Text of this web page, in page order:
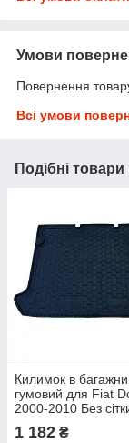
Умови
Повернення
Всі умови
Подібні товари
Килимок в
гумовий для Fiat
2000-2010 Без
Добло автогум
1 182 ₴